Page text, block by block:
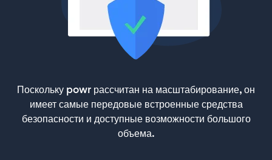
Поскольку powr рассчитан на масштабирование, он
имеет самые передовые встроенные средства
безопасности и доступные возможности большого
объема.